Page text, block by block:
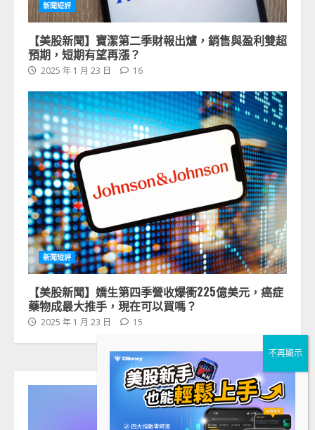
新聞短評
【美股新聞】寶潔第二季財報出爐，銷售與盈利雙超
預期，短期有望再漲？
2025 年 1 月 23 日 16
新聞短評
【美股新聞】嬌生第四季營收爆衝225億美元，癌症
藥物成最大推手，現在可以買嗎？
2025 年 1 月 23 日 15